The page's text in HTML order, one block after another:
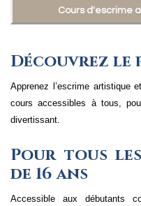
Cours d'escrime
Découvrez le
Apprenez l’escrime artistique
cours accessibles à tous,
divertissant.
Pour tous
de 16 ans
Accessible aux débutants